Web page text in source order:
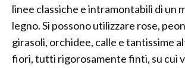
linee classiche e intramontabili di un
legno. Si possono utilizzare rose,
girasoli, orchidee, calle e tantissime
fiori, tutti rigorosamente finti, su cui